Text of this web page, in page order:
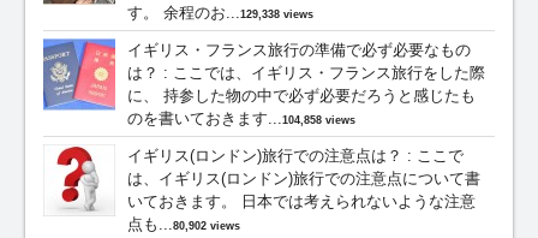
す。 余程のお...
129,338 views
イギリス・フランス旅行の準備で必ず必要なもの
は？ : ここでは、イギリス・フランス旅行をした際
に、 持参した物の中で必ず必要だろうと感じたも
のを書いておきます...
104,858 views
イギリス(ロンドン)旅行での注意点は？ : ここで
は、イギリス(ロンドン)旅行での注意点について書
いておきます。 日本では考えられないような注意
点も...
80,902 views